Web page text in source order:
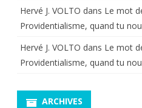
Hervé J. VOLTO dans Le mot
Providentialisme, quand tu
Hervé J. VOLTO dans Le mot
Providentialisme, quand tu
ARCHIVES